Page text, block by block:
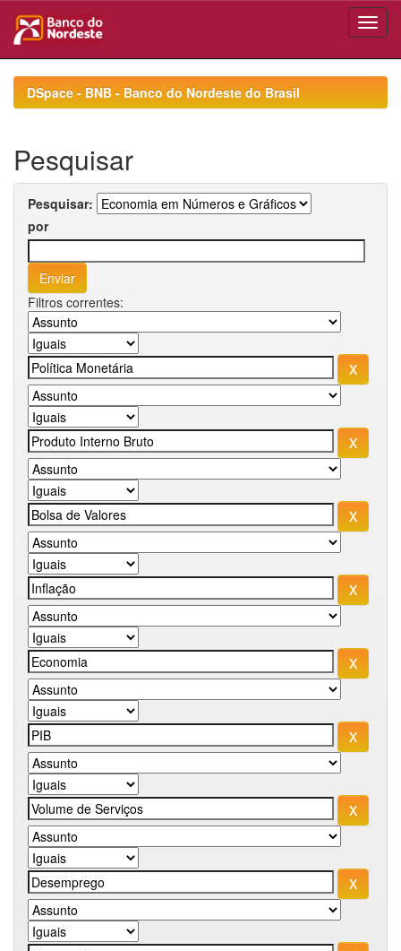
navigationDSpace - BNB - Banco do Nordeste do Brasil
Pesquisar
Pesquisar:
por
Filtros correntes: